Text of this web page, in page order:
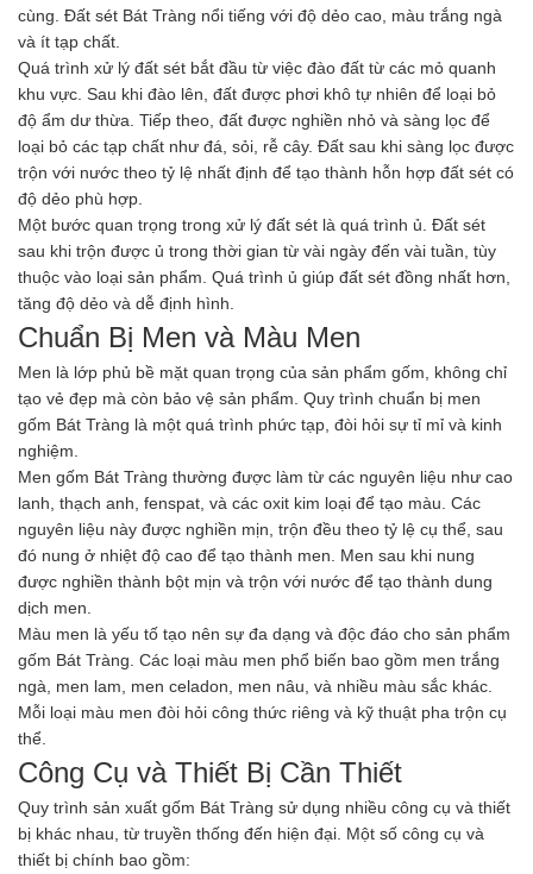
cùng. Đất sét Bát Tràng nổi tiếng với độ dẻo cao, màu trắng ngà
và ít tạp chất.
Quá trình xử lý đất sét bắt đầu từ việc đào đất từ các mỏ quanh
khu vực. Sau khi đào lên, đất được phơi khô tự nhiên để loại bỏ
độ ẩm dư thừa. Tiếp theo, đất được nghiền nhỏ và sàng lọc để
loại bỏ các tạp chất như đá, sỏi, rễ cây. Đất sau khi sàng lọc được
trộn với nước theo tỷ lệ nhất định để tạo thành hỗn hợp đất sét có
độ dẻo phù hợp.
Một bước quan trọng trong xử lý đất sét là quá trình ủ. Đất sét
sau khi trộn được ủ trong thời gian từ vài ngày đến vài tuần, tùy
thuộc vào loại sản phẩm. Quá trình ủ giúp đất sét đồng nhất hơn,
tăng độ dẻo và dễ định hình.
Chuẩn Bị Men và Màu Men
Men là lớp phủ bề mặt quan trọng của sản phẩm gốm, không chỉ
tạo vẻ đẹp mà còn bảo vệ sản phẩm. Quy trình chuẩn bị men
gốm Bát Tràng là một quá trình phức tạp, đòi hỏi sự tỉ mỉ và kinh
nghiệm.
Men gốm Bát Tràng thường được làm từ các nguyên liệu như cao
lanh, thạch anh, fenspat, và các oxit kim loại để tạo màu. Các
nguyên liệu này được nghiền mịn, trộn đều theo tỷ lệ cụ thể, sau
đó nung ở nhiệt độ cao để tạo thành men. Men sau khi nung
được nghiền thành bột mịn và trộn với nước để tạo thành dung
dịch men.
Màu men là yếu tố tạo nên sự đa dạng và độc đáo cho sản phẩm
gốm Bát Tràng. Các loại màu men phổ biến bao gồm men trắng
ngà, men lam, men celadon, men nâu, và nhiều màu sắc khác.
Mỗi loại màu men đòi hỏi công thức riêng và kỹ thuật pha trộn cụ
thể.
Công Cụ và Thiết Bị Cần Thiết
Quy trình sản xuất gốm Bát Tràng sử dụng nhiều công cụ và thiết
bị khác nhau, từ truyền thống đến hiện đại. Một số công cụ và
thiết bị chính bao gồm: